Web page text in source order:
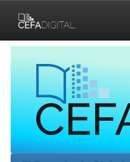
navigation